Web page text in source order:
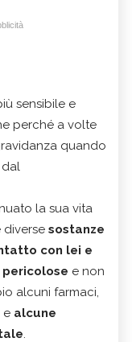
sensibile e
perché a volte
quando
dal
la sua vita
diverse sostanze
con lei e
pericolose e non
alcuni farmaci,
e alcune
.